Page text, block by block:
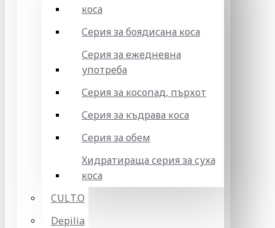
коса
Серия за боядисана коса
Серия за ежедневна
употреба
Серия за косопад, пърхот
Серия за къдрава коса
Серия за обем
Хидратираща серия за суха
коса
CULT.O
Depilia